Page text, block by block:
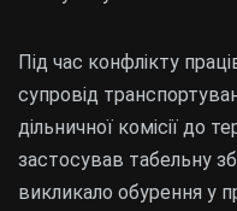
Під час конфлікту
супровід
дільничної комісії до
застосував табельну
викликало обурення у